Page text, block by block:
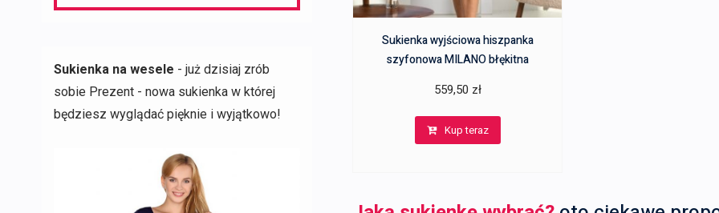
Sukienka wyjściowa hiszpanka
szyfonowa MILANO błękitna
559,50 zł
Kup teraz
Sukienka na wesele - już dzisiaj zrób
sobie Prezent - nowa sukienka w której
będziesz wyglądać pięknie i wyjątkowo!